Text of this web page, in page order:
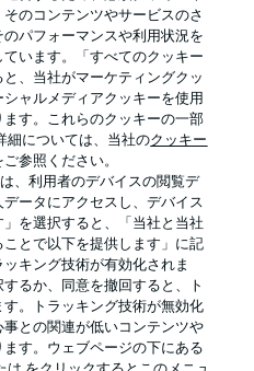
優先設定を管理する
のコンテンツやサービスのさ
パフォーマンスや利用状況を
います。「すべてのクッキー
、当社がマーケティングクッ
ャルメディアクッキーを使用
す。これらのクッキーの一部
細については、当社のクッキー
参照ください。
、利用者のデバイスの閲覧デ
ータにアクセスし、デバイス
を選択すると、「当社と当社
とで以下を提供します」に記
キング技術が有効化されま
るか、同意を撤回すると、ト
。トラッキング技術が無効化
との関連が低いコンテンツや
す。ウェブページの下にある